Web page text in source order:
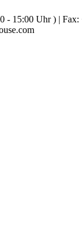
- 15:00 Uhr ) | Fax: